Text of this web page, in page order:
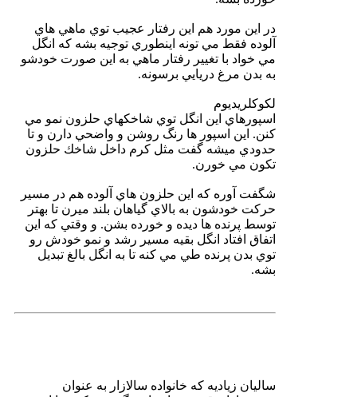
در اين مورد هم اين رفتار عجيب توي ماهي هاي
آلوده فقط مي تونه اينطوري توجيه بشه كه انگل
مي خواد با تغيير رفتار ماهي به اين صورت خودشو
به بدن مرغ دريايي برسونه.
لكوكلريديوم
اسپورهاي اين انگل توي شاخكهاي حلزون نمو مي
كنن. اين اسپور ها رنگ روشن و واضحي دارن و تا
حدودي ميشه گفت مثل كرم داخل شاخك حلزون
تكون مي خورن.
شگفت آوره كه اين حلزون هاي آلوده هم در مسير
حركت خودشون به بالاي گياهان بلند ميرن تا بهتر
توسط پرنده ها ديده و خورده بشن. و وقتي كه اين
اتفاق افتاد انگل بقيه مسير رشد و نمو خودش رو
توي بدن پرنده طي مي كنه تا به انگل بالغ تبديل
بشه.
ساليان زياديه كه خانواده سالازار به عنوان